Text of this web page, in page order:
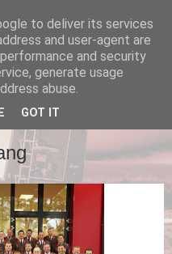
to deliver its services
and user-agent are
and security
generate usage
abuse.
GOT IT